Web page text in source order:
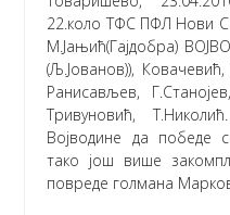
22.коло ТФС ПФЛ Нови
М.Јањић(Гајдобра)
(Љ.Јованов)),
Ранисављев,
Тривуновић,
Војводине да победе
тако још више
повреде голмана